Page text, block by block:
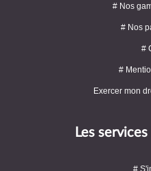
# Nos
# Nos
#
#
Exercer mon
Les
#